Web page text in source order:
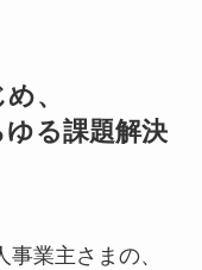
、
る課題解決
業主さまの、